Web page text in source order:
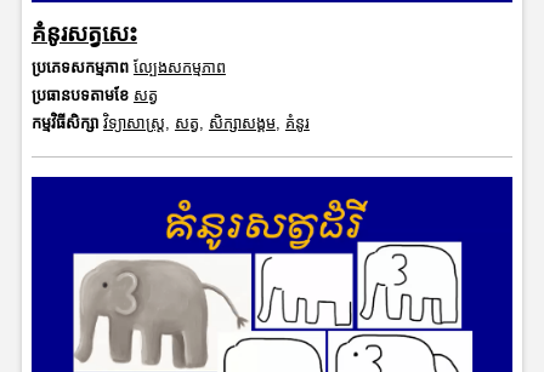
គំនូរសត្វសេះ
ប្រភេទសកម្មភាព ល្បែងសកម្មភាព
ប្រធានបទតាមខែ សត្វ
កម្មវិធីសិក្សា វិទ្យាសាស្រ្ត សត្វ សិក្សាសង្គម, គំនូរ